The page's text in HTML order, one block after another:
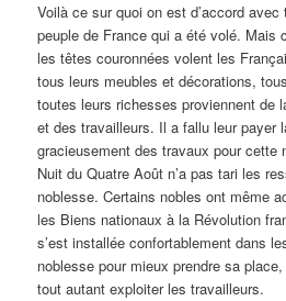
Voilà ce sur quoi on est d’accord
peuple de France qui a été volé. Mais
les têtes couronnées volent les
tous leurs meubles et décorations,
toutes leurs richesses proviennent de
et des travailleurs. Il a fallu leur payer
gracieusement des travaux pour cette
Nuit du Quatre Août n’a pas tari les
noblesse. Certains nobles ont même
les Biens nationaux à la Révolution
s’est installée confortablement dans
noblesse pour mieux prendre sa
tout autant exploiter les travailleurs.